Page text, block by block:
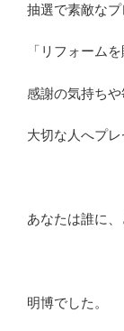
抽選で素敵なプ
「リフォームを
感謝の気持ち
大切な人へプレ
あなたは誰に
明博でした。